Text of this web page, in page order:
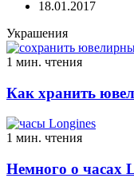
18.01.2017
Украшения
1 мин. чтения
Как хранить
1 мин. чтения
Немного о часах